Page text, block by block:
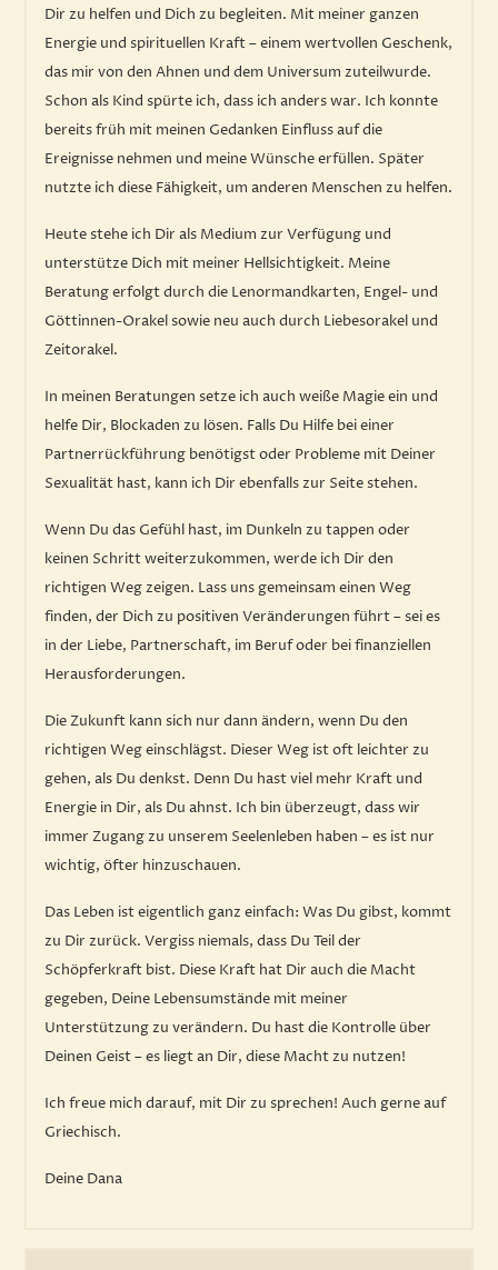
Dir zu helfen und Dich zu begleiten. Mit meiner ganzen
Energie und spirituellen Kraft – einem wertvollen Geschenk,
das mir von den Ahnen und dem Universum zuteilwurde.
Schon als Kind spürte ich, dass ich anders war. Ich konnte
bereits früh mit meinen Gedanken Einfluss auf die
Ereignisse nehmen und meine Wünsche erfüllen. Später
nutzte ich diese Fähigkeit, um anderen Menschen zu helfen.
Heute stehe ich Dir als Medium zur Verfügung und
unterstütze Dich mit meiner Hellsichtigkeit. Meine
Beratung erfolgt durch die Lenormandkarten, Engel- und
Göttinnen-Orakel sowie neu auch durch Liebesorakel und
Zeitorakel.
In meinen Beratungen setze ich auch weiße Magie ein und
helfe Dir, Blockaden zu lösen. Falls Du Hilfe bei einer
Partnerrückführung benötigst oder Probleme mit Deiner
Sexualität hast, kann ich Dir ebenfalls zur Seite stehen.
Wenn Du das Gefühl hast, im Dunkeln zu tappen oder
keinen Schritt weiterzukommen, werde ich Dir den
richtigen Weg zeigen. Lass uns gemeinsam einen Weg
finden, der Dich zu positiven Veränderungen führt – sei es
in der Liebe, Partnerschaft, im Beruf oder bei finanziellen
Herausforderungen.
Die Zukunft kann sich nur dann ändern, wenn Du den
richtigen Weg einschlägst. Dieser Weg ist oft leichter zu
gehen, als Du denkst. Denn Du hast viel mehr Kraft und
Energie in Dir, als Du ahnst. Ich bin überzeugt, dass wir
immer Zugang zu unserem Seelenleben haben – es ist nur
wichtig, öfter hinzuschauen.
Das Leben ist eigentlich ganz einfach: Was Du gibst, kommt
zu Dir zurück. Vergiss niemals, dass Du Teil der
Schöpferkraft bist. Diese Kraft hat Dir auch die Macht
gegeben, Deine Lebensumstände mit meiner
Unterstützung zu verändern. Du hast die Kontrolle über
Deinen Geist – es liegt an Dir, diese Macht zu nutzen!
Ich freue mich darauf, mit Dir zu sprechen! Auch gerne auf
Griechisch.
Deine Dana